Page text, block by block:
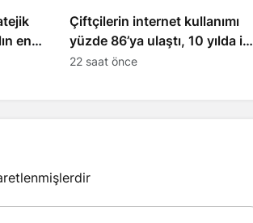
en
Çiftçilerin internet kullanımı
yüzde 86’ya ulaştı, 10 yılda iki
katına çıktı
22 saat önce